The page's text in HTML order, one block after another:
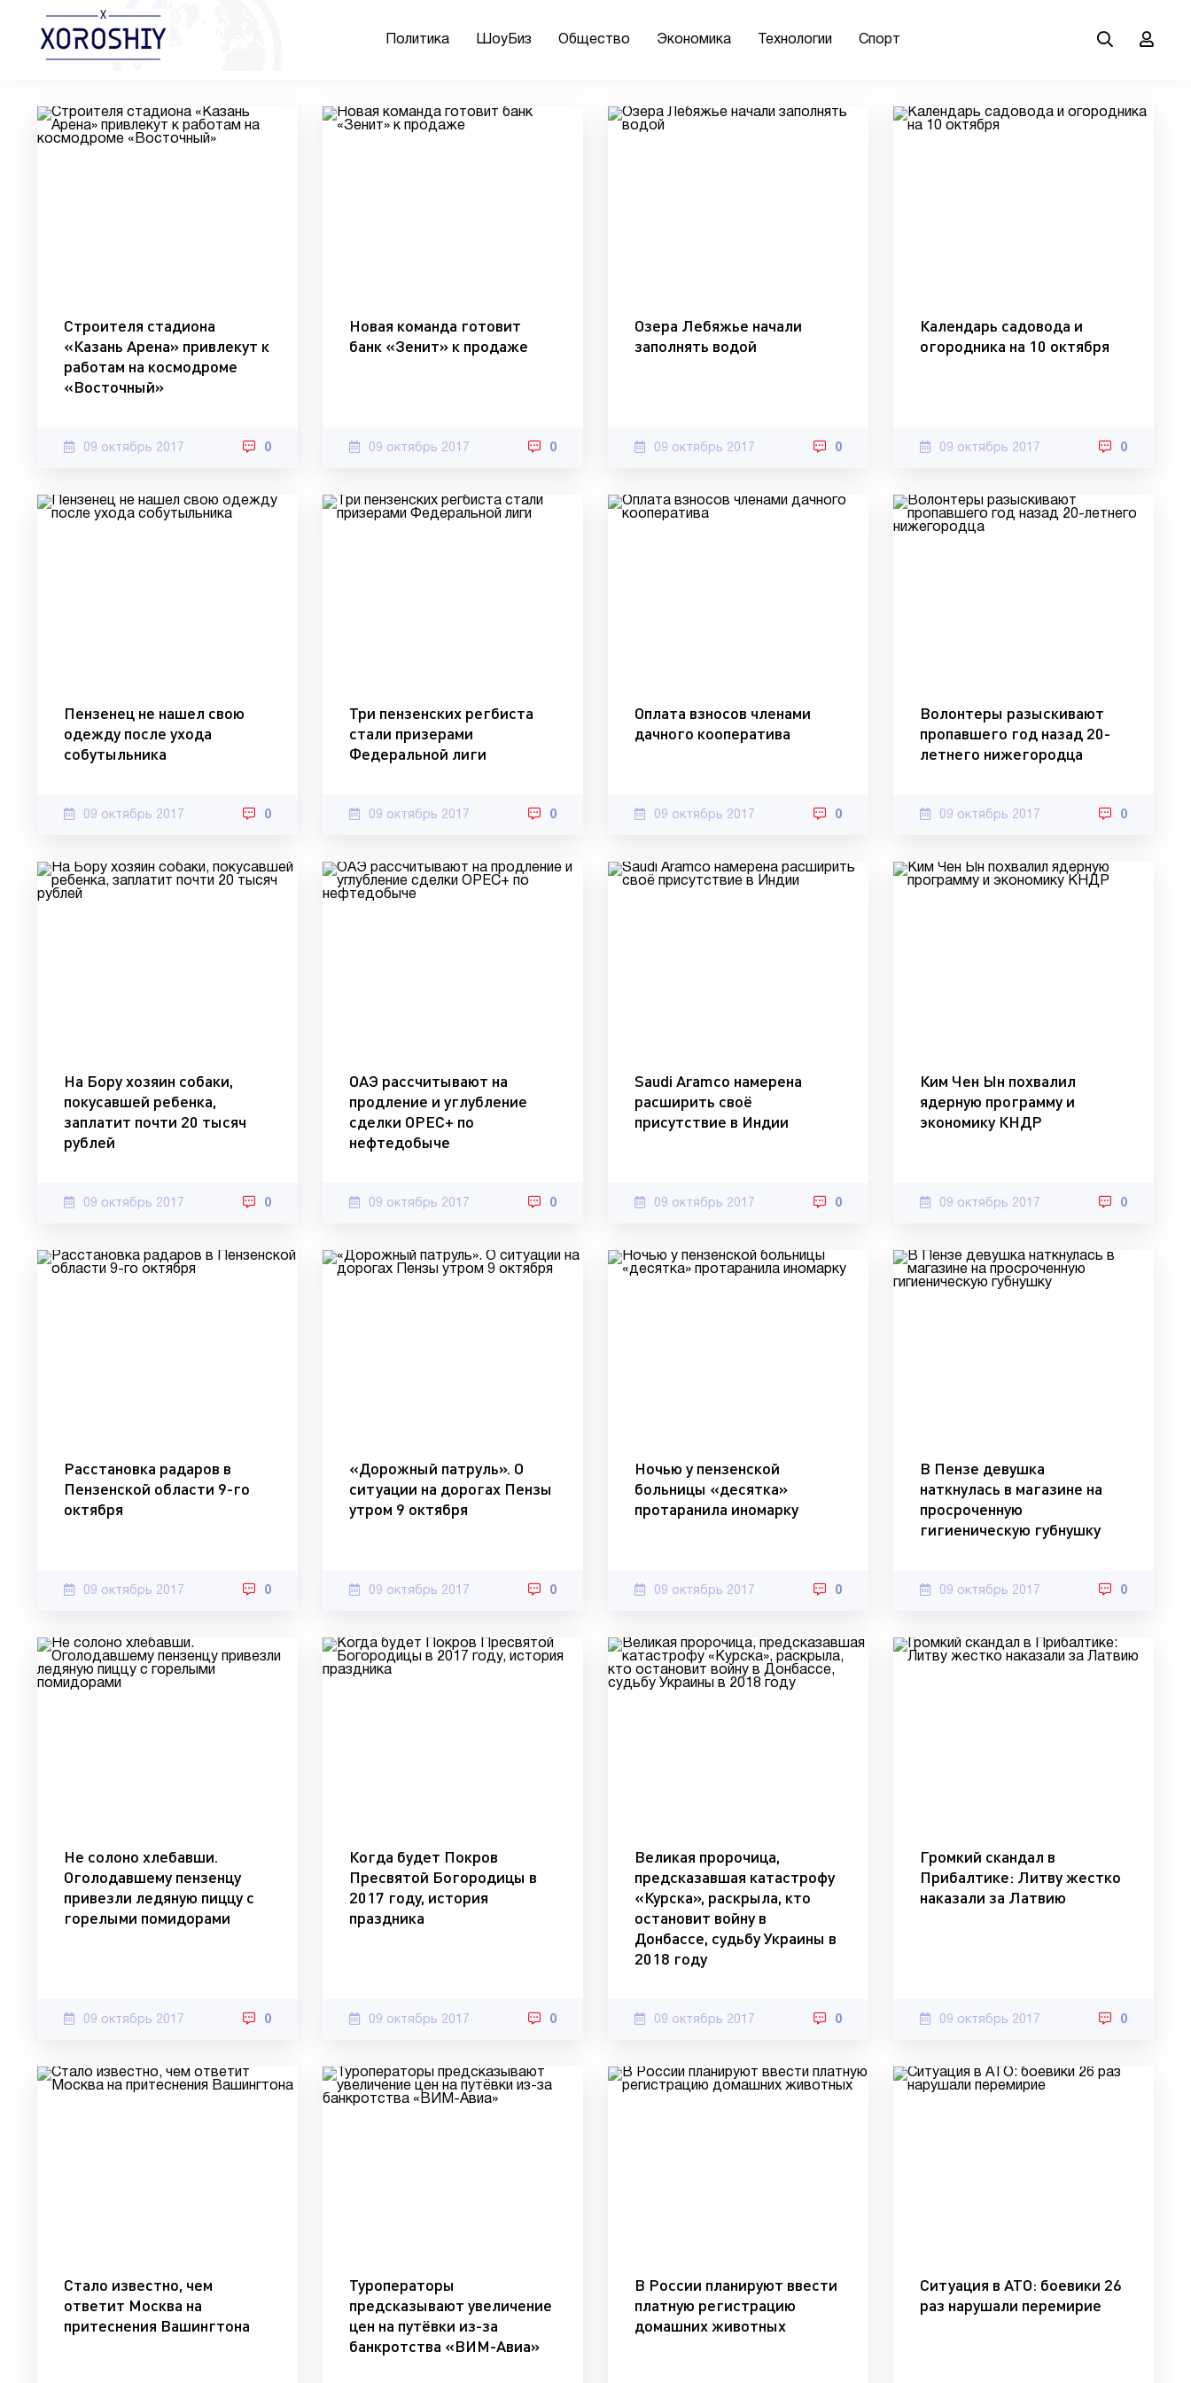
Политика ШоуБиз Общество Экономика Технологии Спорт
Строителя стадиона
«Казань Арена» привлекут к
работам на космодроме
«Восточный»
09 октябрь 2017 0
Новая команда готовит
банк «Зенит» к продаже
09 октябрь 2017 0
Озера Лебяжье начали
заполнять водой
09 октябрь 2017 0
Календарь садовода и
огородника на 10 октября
09 октябрь 2017 0
Пензенец не нашел свою
одежду после ухода
собутыльника
09 октябрь 2017 0
Три пензенских регбиста
стали призерами
Федеральной лиги
09 октябрь 2017 0
Оплата взносов членами
дачного кооператива
09 октябрь 2017 0
Волонтеры разыскивают
пропавшего год назад 20-
летнего нижегородца
09 октябрь 2017 0
На Бору хозяин собаки,
покусавшей ребенка,
заплатит почти 20 тысяч
рублей
09 октябрь 2017 0
ОАЭ рассчитывают на
продление и углубление
сделки OPEC+ по
нефтедобыче
09 октябрь 2017 0
Saudi Aramco намерена
расширить своё
присутствие в Индии
09 октябрь 2017 0
Ким Чен Ын похвалил
ядерную программу и
экономику КНДР
09 октябрь 2017 0
Расстановка радаров в
Пензенской области 9-го
октября
09 октябрь 2017 0
«Дорожный патруль». О
ситуации на дорогах Пензы
утром 9 октября
09 октябрь 2017 0
Ночью у пензенской
больницы «десятка»
протаранила иномарку
09 октябрь 2017 0
В Пензе девушка
наткнулась в магазине на
просроченную
гигиеническую губнушку
09 октябрь 2017 0
Не солоно хлебавши.
Оголодавшему пензенцу
привезли ледяную пиццу с
горелыми помидорами
09 октябрь 2017 0
Когда будет Покров
Пресвятой Богородицы в
2017 году, история
праздника
09 октябрь 2017 0
Великая пророчица,
предсказавшая катастрофу
«Курска», раскрыла, кто
остановит войну в
Донбассе, судьбу Украины в
2018 году
09 октябрь 2017 0
Громкий скандал в
Прибалтике: Литву жестко
наказали за Латвию
09 октябрь 2017 0
Стало известно, чем
ответит Москва на
притеснения Вашингтона
Туроператоры
предсказывают увеличение
цен на путёвки из-за
банкротства «ВИМ-Авиа»
В России планируют ввести
платную регистрацию
домашних животных
Ситуация в АТО: боевики 26
раз нарушали перемирие